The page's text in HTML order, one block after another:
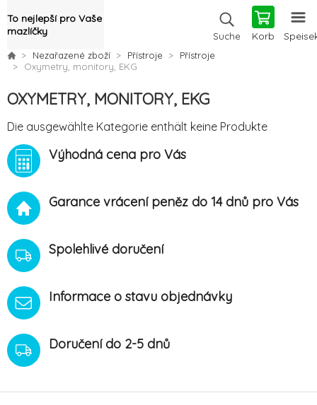
To nejlepší pro Vaše
mazlíčky
Suche Korb
Nezařazené zboží Přístroje
Přístroje
Oxymetry, monitory, EKG
OXYMETRY, MONITORY, EKG
Die ausgewählte Kategorie enthält keine Produkte
Výhodná cena pro Vás
Garance vrácení peněz do 14 dnů pro Vás
Spolehlivé doručení
Informace o stavu objednávky
Doručení do 2-5 dnů